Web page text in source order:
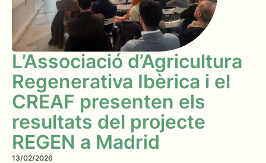
L’Associació d’Agricultura
Regenerativa Ibèrica i el
CREAF presenten els
resultats del projecte
REGEN a Madrid
13/02/2026